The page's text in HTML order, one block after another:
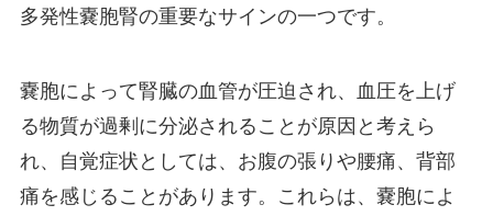
多発性嚢胞腎の重要なサインの一つです。
嚢胞によって腎臓の血管が圧迫され、血圧を上げ
る物質が過剰に分泌されることが原因と考えら
れ、自覚症状としては、お腹の張りや腰痛、背部
痛を感じることがあります。これらは、嚢胞によ